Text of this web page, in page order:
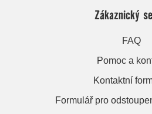
Zákaznický
FAQ
Pomoc a
Kontaktní
Formulář pro